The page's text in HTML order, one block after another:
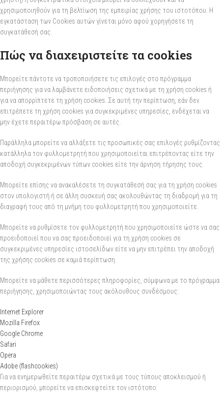
χρησιμοποιηθούν για τη βελτίωση της εμπειρίας χρήσης του ιστοτόπου. Η
εγκατάσταση των Cookies αυτών γίνεται μόνο αφού χορηγήσετε τη
συγκατάθεσή σας.
Πώς να διαχειριστείτε τα cookies
Μπορείτε πάντοτε να τροποποιήσετε τις επιλογές στο πρόγραμμα
περιήγησης για να λαμβάνετε ειδοποιήσεις σχετικά με τη χρήση cookies ή
για να απορρίπτετε τη χρήση cookies. Σε αυτή την περίπτωση, εάν δεν
επιτρέπετε τη χρήση cookies για συγκεκριμένες υπηρεσίες, ενδέχεται να
μην έχετε περαιτέρω πρόσβαση σε αυτές.
Παράλληλα μπορείτε να αλλάξετε τις προσωπικές σας επιλογές ρυθμίζοντας
κατάλληλα τον φυλλομετρητή που χρησιμοποιείται επιτρέποντας είτε την
αποδοχή συγκεκριμένων τύπων cookies είτε την άρνηση τήρησης τους.
Μπορείτε επίσης να ανακαλέσετε τη συγκατάθεσή σας για τη χρήση cookies
στον υπολογιστή ή σε άλλη συσκευή σας ακολουθώντας τη διαδρομή για τη
διαγραφή τους από τη μνήμη του φυλλομετρητή που χρησιμοποιείτε.
Μπορείτε να ρυθμίσετε τον φυλλομετρητή που χρησιμοποιείτε ώστε να σας
προειδοποιεί που να σας προειδοποιεί για τη χρήση cookies σε
συγκεκριμένες υπηρεσίες ιστοσελίδων είτε να μην επιτρέπει την αποδοχή
της χρήσης cookies σε καμιά περίπτωση.
Μπορείτε να μάθετε περισσότερες πληροφορίες, σύμφωνα με το πρόγραμμα
περιήγησης, χρησιμοποιώντας τους ακόλουθους συνδέσμους:
Internet Explorer
Mozilla Firefox
Google Chrome
Safari
Opera
Adobe (flashcookies)
Για να ενημερωθείτε περαιτέρω σχετικά με τους τύπους αποκλεισμού ή
περιορισμού, μπορείτε να επισκεφτείτε τον ιστότοπο: